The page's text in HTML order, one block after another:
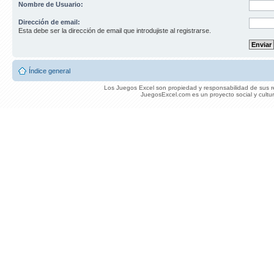
Nombre de Usuario:
Dirección de email:
Esta debe ser la dirección de email que introdujiste al registrarse.
Índice general
Los Juegos Excel son propiedad y responsabilidad de sus
JuegosExcel.com es un proyecto social y